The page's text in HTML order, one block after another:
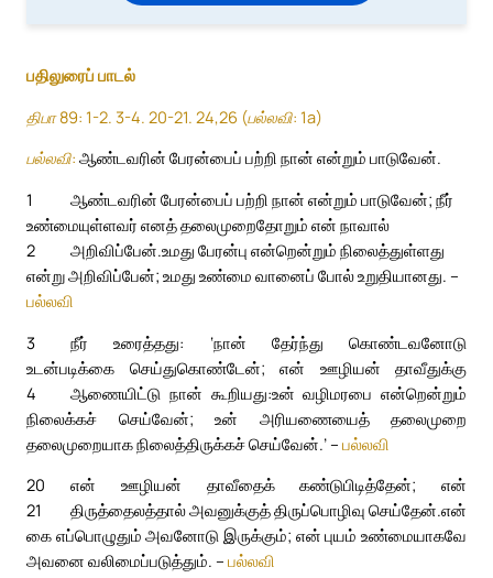
பதிலுரைப் பாடல்
திபா 89: 1-2. 3-4. 20-21. 24,26 (பல்லவி: 1a)
பல்லவி: ஆண்டவரின் பேரன்பைப் பற்றி நான் என்றும் பாடுவேன்.
1
ஆண்டவரின் பேரன்பைப் பற்றி நான் என்றும் பாடுவேன்; நீர்
உண்மையுள்ளவர் எனத் தலைமுறைதோறும் என் நாவால்
அறிவிப்பேன்.
2
உமது பேரன்பு என்றென்றும் நிலைத்துள்ளது
என்று அறிவிப்பேன்; உமது உண்மை வானைப் போல் உறுதியானது. –
பல்லவி
3
நீர் உரைத்தது: ‘நான் தேர்ந்து கொண்டவனோடு
உடன்படிக்கை செய்துகொண்டேன்; என் ஊழியன் தாவீதுக்கு
ஆணையிட்டு நான் கூறியது:
4
உன் வழிமரபை என்றென்றும்
நிலைக்கச் செய்வேன்; உன் அரியணையைத் தலைமுறை
தலைமுறையாக நிலைத்திருக்கச் செய்வேன்.’ – பல்லவி
20
என் ஊழியன் தாவீதைக் கண்டுபிடித்தேன்; என்
திருத்தைலத்தால் அவனுக்குத் திருப்பொழிவு செய்தேன்.
21
என்
கை எப்பொழுதும் அவனோடு இருக்கும்; என் புயம் உண்மையாகவே
அவனை வலிமைப்படுத்தும். – பல்லவி